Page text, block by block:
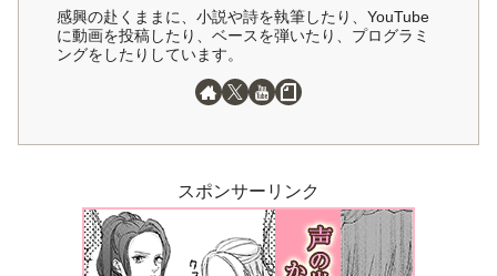
感興の赴くままに、小説や詩を執筆したり、YouTube
に動画を投稿したり、ベースを弾いたり、プログラミ
ングをしたりしています。
スポンサーリンク